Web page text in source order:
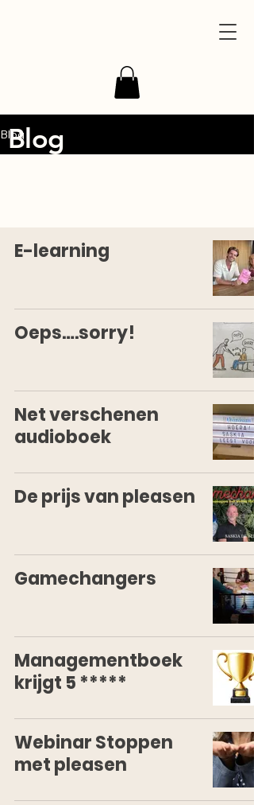
Blog
E-learning
Oeps….sorry!
Net verschenen
audioboek
De prijs van pleasen
Gamechangers
Managementboek
krijgt 5 *****
Webinar Stoppen
met pleasen
Blog